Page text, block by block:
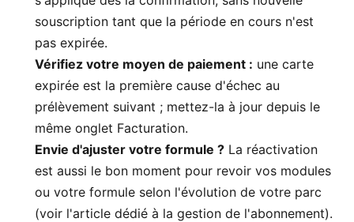
souscription tant que la période en cours n'est
pas expirée.
Vérifiez votre moyen de paiement : une carte
expirée est la première cause d'échec au
prélèvement suivant ; mettez-la à jour depuis le
même onglet Facturation.
Envie d'ajuster votre formule ? La réactivation
est aussi le bon moment pour revoir vos modules
ou votre formule selon l'évolution de votre parc
(voir l'article dédié à la gestion de l'abonnement).